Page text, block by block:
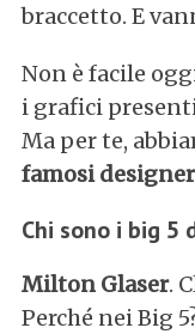
braccetto. E
Non è facile
i grafici
Ma per te,
famosi
Chi sono i big 5
Milton Glaser.
Perché nei Big